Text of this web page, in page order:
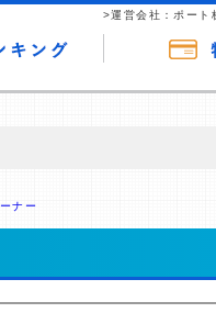
>運営会社：ポート
ナー